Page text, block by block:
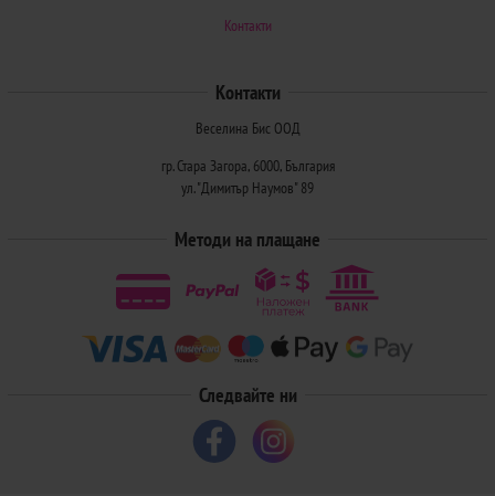
Контакти
Контакти
Веселина Бис ООД
гр. Стара Загора, 6000, България
ул. "Димитър Наумов" 89
Методи на плащане
Следвайте ни